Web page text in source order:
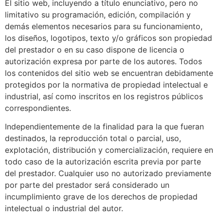
El sitio web, incluyendo a título enunciativo, pero no
limitativo su programación, edición, compilación y
demás elementos necesarios para su funcionamiento,
los diseños, logotipos, texto y/o gráficos son propiedad
del prestador o en su caso dispone de licencia o
autorización expresa por parte de los autores. Todos
los contenidos del sitio web se encuentran debidamente
protegidos por la normativa de propiedad intelectual e
industrial, así como inscritos en los registros públicos
correspondientes.
Independientemente de la finalidad para la que fueran
destinados, la reproducción total o parcial, uso,
explotación, distribución y comercialización, requiere en
todo caso de la autorización escrita previa por parte
del prestador. Cualquier uso no autorizado previamente
por parte del prestador será considerado un
incumplimiento grave de los derechos de propiedad
intelectual o industrial del autor.